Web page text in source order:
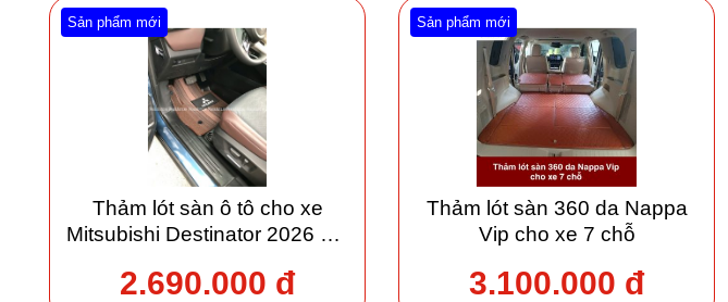
Sản phẩm mới
Thảm lót sàn ô tô cho xe
Mitsubishi Destinator 2026 giá
2.690.000 đ
Sản phẩm mới
Thảm lót sàn 360 da Nappa
Vip cho xe 7 chỗ
3.100.000 đ